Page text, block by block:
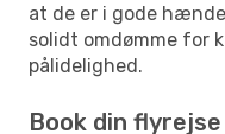
at de er i gode
solidt omdømme for
pålidelighed.
Book din